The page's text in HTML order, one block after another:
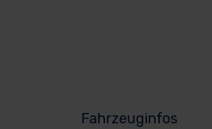
Fahrzeuginfos